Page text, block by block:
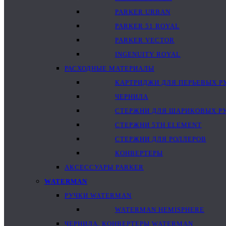
PARKER URBAN
PARKER 51 ROYAL
PARKER VECTOR
INGENUITY ROYAL
РАСХОДНЫЕ МАТЕРИАЛЫ
КАРТРИДЖИ ДЛЯ ПЕРЬЕВЫХ
ЧЕРНИЛА
СТЕРЖНИ ДЛЯ ШАРИКОВЫХ
СТЕРЖНИ 5TH ELEMENT
СТЕРЖНИ ДЛЯ РОЛЛЕРОВ
КОНВЕРТЕРЫ
АКСЕССУАРЫ PARKER
WATERMAN
РУЧКИ WATERMAN
WATERMAN HEMISPHERE
ЧЕРНИЛА, КОНВЕРТЕРЫ WATERMAN